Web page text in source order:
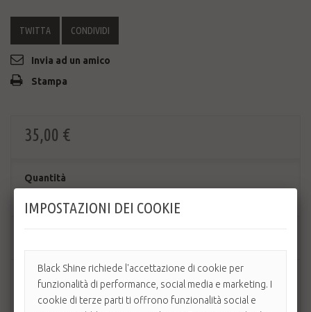
TWITTA CONDIVIDI
Invia ad un amico
Stampa
35,00 €
Quantità
IMPOSTAZIONI DEI COOKIE
Black Shine richiede l'accettazione di cookie per
funzionalità di performance, social media e marketing. I
cookie di terze parti ti offrono funzionalità social e